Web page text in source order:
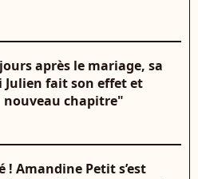
après le mariage, sa
fait son effet et
chapitre"
Amandine Petit s’est